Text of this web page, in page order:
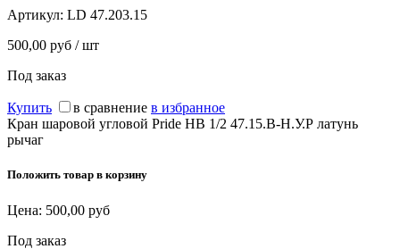
Артикул: LD 47.203.15
500,00 руб / шт
Под заказ
Купить в сравнение в избранное
Кран шаровой угловой Pride НВ 1/2 47.15.В-Н.У.Р латунь
рычаг
Положить товар в корзину
Цена: 500,00 руб
Под заказ